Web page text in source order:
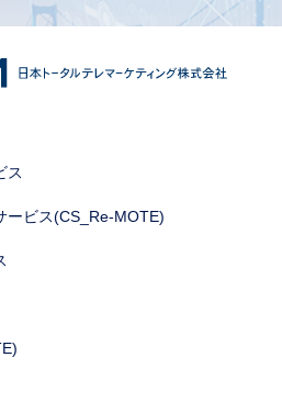
ス
ービス(CS_Re-MOTE)